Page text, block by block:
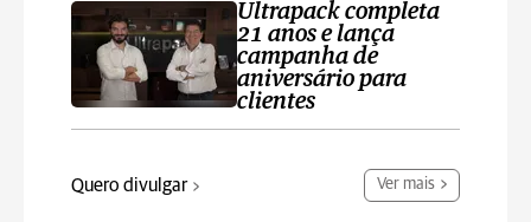
Ultrapack completa
21 anos e lança
campanha de
aniversário para
clientes
Quero divulgar Ver mais